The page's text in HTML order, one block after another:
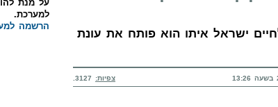
ישראל איתו הוא פותח את עונת
צפיות:
על מנת
למערכת.
הרשמה